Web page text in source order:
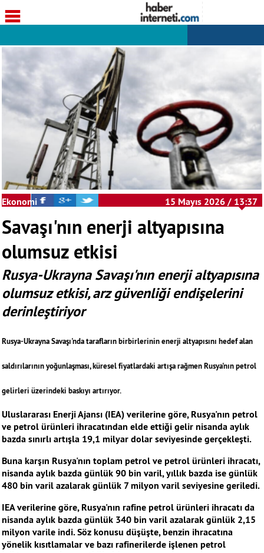
Ekonomi 15 Mayıs 2026 / 13:37
Savaşı'nın enerji altyapısına
olumsuz etkisi
Rusya-Ukrayna Savaşı'nın enerji altyapısına
olumsuz etkisi, arz güvenliği endişelerini
derinleştiriyor
Rusya-Ukrayna Savaşı'nda tarafların birbirlerinin enerji altyapısını hedef alan
saldırılarının yoğunlaşması, küresel fiyatlardaki artışa rağmen Rusya'nın petrol
gelirleri üzerindeki baskıyı artırıyor.
Uluslararası Enerji Ajansı (IEA) verilerine göre, Rusya'nın petrol
ve petrol ürünleri ihracatından elde ettiği gelir nisanda aylık
bazda sınırlı artışla 19,1 milyar dolar seviyesinde gerçekleşti.
Buna karşın Rusya'nın toplam petrol ve petrol ürünleri ihracatı,
nisanda aylık bazda günlük 90 bin varil, yıllık bazda ise günlük
480 bin varil azalarak günlük 7 milyon varil seviyesine geriledi.
IEA verilerine göre, Rusya'nın rafine petrol ürünleri ihracatı da
nisanda aylık bazda günlük 340 bin varil azalarak günlük 2,15
milyon varile indi. Söz konusu düşüşte, benzin ihracatına
yönelik kısıtlamalar ve bazı rafinerilerde işlenen petrol